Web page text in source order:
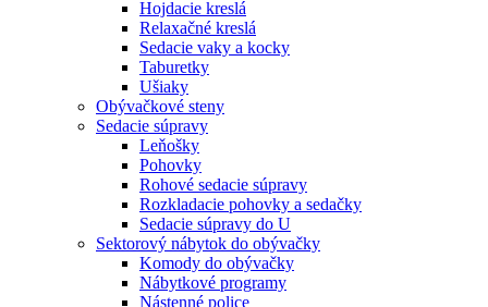
Hojdacie kreslá
Relaxačné kreslá
Sedacie vaky a kocky
Taburetky
Ušiaky
Obývačkové steny
Sedacie súpravy
Leňošky
Pohovky
Rohové sedacie súpravy
Rozkladacie pohovky a sedačky
Sedacie súpravy do U
Sektorový nábytok do obývačky
Komody do obývačky
Nábytkové programy
Nástenné police